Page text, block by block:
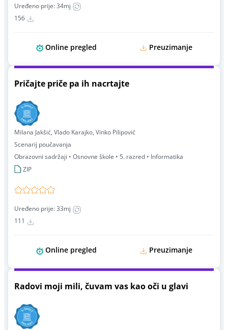
Uređeno prije: 34mj
156
Online pregled Preuzimanje
Pričajte priče pa ih nacrtajte
Milana Jakšić, Vlado Karajko, Vinko Pilipović
Scenarij poučavanja
Obrazovni sadržaji • Osnovne škole • 5. razred • Informatika
ZIP
Uređeno prije: 33mj
111
Online pregled Preuzimanje
Radovi moji mili, čuvam vas kao oči u glavi